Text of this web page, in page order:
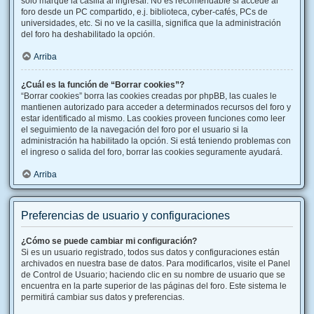
foro desde un PC compartido, e.j. biblioteca, cyber-cafés, PCs de
universidades, etc. Si no ve la casilla, significa que la administración
del foro ha deshabilitado la opción.
Arriba
¿Cuál es la función de “Borrar cookies”?
“Borrar cookies” borra las cookies creadas por phpBB, las cuales le
mantienen autorizado para acceder a determinados recursos del foro y
estar identificado al mismo. Las cookies proveen funciones como leer
el seguimiento de la navegación del foro por el usuario si la
administración ha habilitado la opción. Si está teniendo problemas con
el ingreso o salida del foro, borrar las cookies seguramente ayudará.
Arriba
Preferencias de usuario y configuraciones
¿Cómo se puede cambiar mi configuración?
Si es un usuario registrado, todos sus datos y configuraciones están
archivados en nuestra base de datos. Para modificarlos, visite el Panel
de Control de Usuario; haciendo clic en su nombre de usuario que se
encuentra en la parte superior de las páginas del foro. Este sistema le
permitirá cambiar sus datos y preferencias.